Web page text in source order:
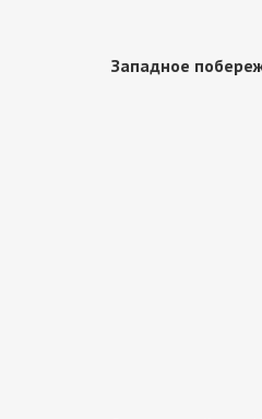
Западное